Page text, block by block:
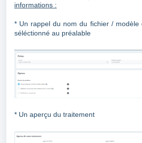
informations :
* Un rappel du nom du fichier / modèle
séléctionné au préalable
* Un aperçu du traitement